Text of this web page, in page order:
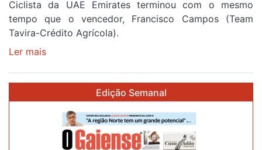
Ciclista da UAE Emirates terminou com o mesmo
tempo que o vencedor, Francisco Campos (Team
Tavira-Crédito Agrícola).
Ler mais
Camisola
Amarela
Edição Semanal